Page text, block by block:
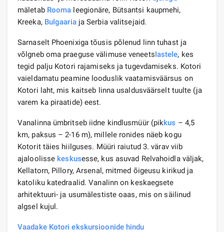
mäletab Rooma leegionäre, Bütsantsi kaupmehi,
Kreeka, Bulgaariaja Serbia valitsejaid.
Sarnaselt Phoenixiga tõusis põlenud linn tuhast ja
võlgneb oma praeguse välimuse veneetslastele, kes
tegid palju Kotori rajamiseks ja tugevdamiseks. Kotori
vaieldamatu peamine looduslik vaatamisväärsus on
Kotori laht, mis kaitseb linna usaldusväärselt tuulte (ja
varem ka piraatide) eest.
Vanalinna ümbritseb iidne kindlusmüür (pikkus – 4,5
km, paksus – 2-16 m), millele ronides näeb kogu
Kotorit täies hiilguses. Müüri raiutud 3. värav viib
ajaloolisse keskusesse, kus asuvad Relvahoidla väljak,
Kellatorn, Pillory, Arsenal, mitmed õigeusu kirikud ja
katoliku katedraalid. Vanalinn on keskaegsete
arhitektuuri- ja usumälestiste oaas, mis on säilinud
algsel kujul.
Vaadake Kotori ekskursioonide hindu